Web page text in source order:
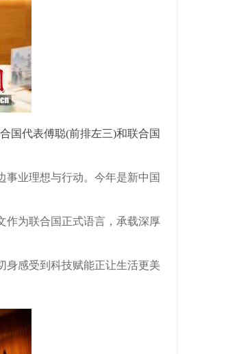
国代表傅聪(前排左三)和联合国
业理想与行动。今年是新中国
为联合国正式语言，承载深厚
感受到科技赋能正让生活更美